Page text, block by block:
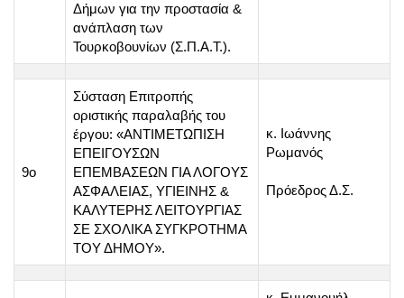
Δήμων για την προστασία &
ανάπλαση των
Τουρκοβουνίων (Σ.Π.Α.Τ.).
9o
Σύσταση Επιτροπής
οριστικής παραλαβής του
έργου: «ΑΝΤΙΜΕΤΩΠΙΣΗ
ΕΠΕΙΓΟΥΣΩΝ
ΕΠΕΜΒΑΣΕΩΝ ΓΙΑ ΛΟΓΟΥΣ
ΑΣΦΑΛΕΙΑΣ, ΥΓΙΕΙΝΗΣ &
ΚΑΛΥΤΕΡΗΣ ΛΕΙΤΟΥΡΓΙΑΣ
ΣΕ ΣΧΟΛΙΚΑ ΣΥΓΚΡΟΤΗΜΑ
ΤΟΥ ΔΗΜΟΥ».
κ. Ιωάννης
Ρωμανός
Πρόεδρος Δ.Σ.